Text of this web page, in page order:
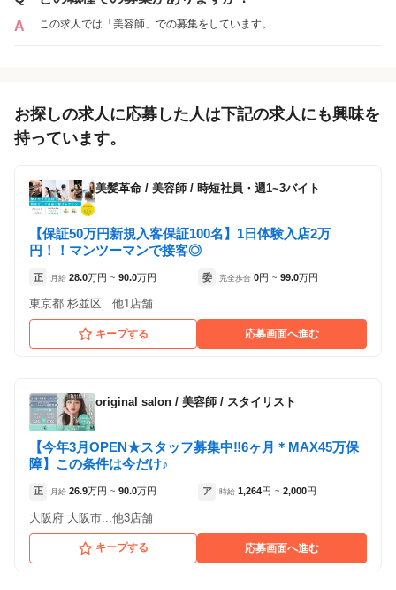
など）が見られます
5件の店舗
（東京都新宿区:新宿西口駅 徒歩 4分 / 新宿駅
プロピア梅田サロン
プロピア上野サロン
（東京都台東区:上野駅 徒歩 1分 / 稲荷町駅 徒
（神奈川県横浜市:横浜駅 徒歩 8分 ）
プロピア千葉サロン
（千葉県千葉市:京成千葉駅 徒歩 2分 ）
正社員
A
この求人では「美容師」での募集をしています。
お探しの求人に応募した人は下記の求人にも興味を
持っています。
美髪革命 / 美容師 / 時短社員・週1~3バイト
【保証50万円新規入客保証100名】1日体験入店2万
円！！マンツーマンで接客◎
正 月給 28.0万円 ~ 90.0万円 委 完全歩合 0円 ~ 99.0万円
東京都 杉並区...他1店舗
キープする 応募画面へ進む
original salon / 美容師 / スタイリスト
【今年3月OPEN★スタッフ募集中‼6ヶ月＊MAX45万保
障】この条件は今だけ♪
正 月給 26.9万円 ~ 90.0万円 ア 時給 1,264円 ~ 2,000円
大阪府 大阪市...他3店舗
キープする 応募画面へ進む